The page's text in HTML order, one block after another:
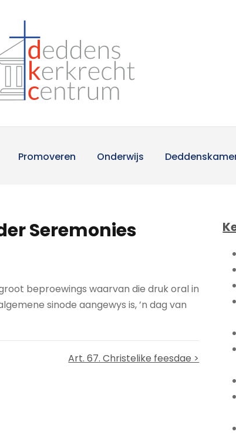
Promoveren Onderwijs
Seremonies
beproewings waarvan die druk oral in
sinode aangewys is, ’n dag van
Art. 67. Christelike feesdae >